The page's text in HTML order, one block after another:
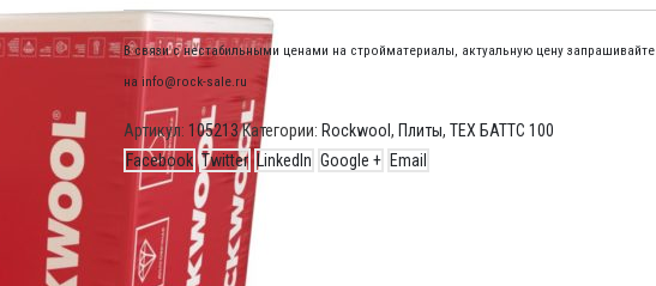
В связи с нестабильными ценами на стройматериалы, актуальную цену запрашивайте
на info@rock-sale.ru
Артикул: 105213Категории: Rockwool , Плиты, ТЕХ БАТТС 100
Facebook Twitter LinkedIn Google + Email